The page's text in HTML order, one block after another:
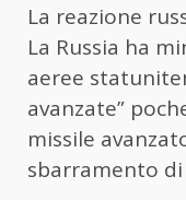
La reazione
La Russia ha
aeree
avanzate”
missile
sbarramento